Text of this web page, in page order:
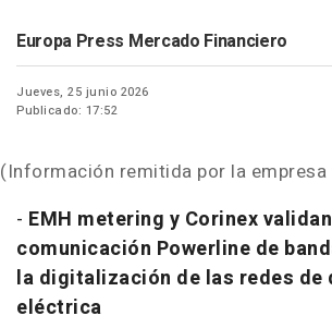
Europa Press Mercado Financiero
Jueves, 25 junio 2026
Publicado: 17:52
(Información remitida por la
- EMH metering y Corinex
comunicación Powerline de
la digitalización de las redes
eléctrica